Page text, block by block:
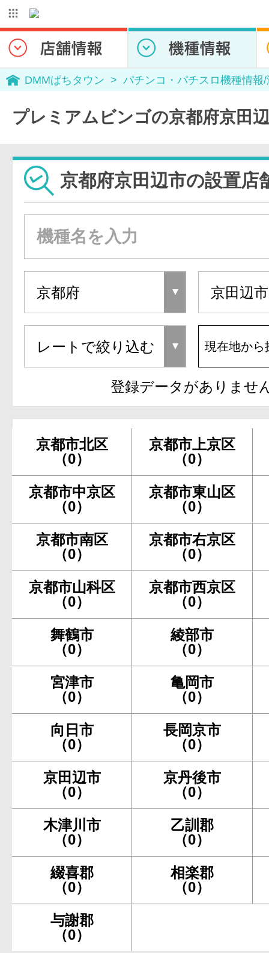
DMMぱちタウン パチンコ・パチスロ機種情報
プレミアムビンゴの京都府京田
京都府京田辺市の設置店
現在地から
登録データがありませ
京都市北区
（0）
京都市上京区
（0）
京都市中京区
（0）
京都市東山区
（0）
京都市南区
（0）
京都市右京区
（0）
京都市山科区
（0）
京都市西京区
（0）
舞鶴市
（0）
綾部市
（0）
宮津市
（0）
亀岡市
（0）
向日市
（0）
長岡京市
（0）
京田辺市
（0）
京丹後市
（0）
木津川市
（0）
乙訓郡
（0）
綴喜郡
（0）
相楽郡
（0）
与謝郡
（0）